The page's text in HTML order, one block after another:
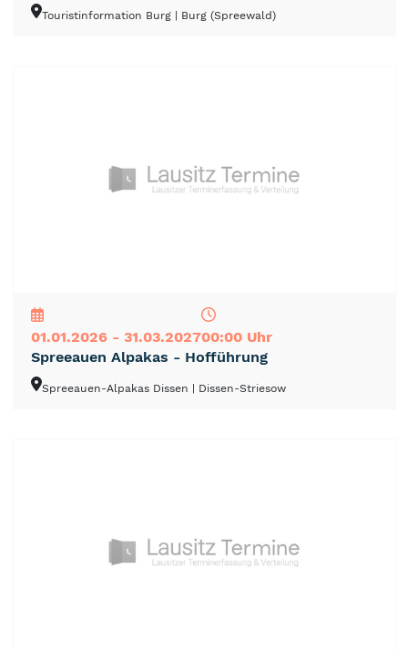
Touristinformation Burg | Burg (Spreewald)
01.01.2026 - 31.03.202700:00 Uhr
Spreeauen Alpakas - Hofführung
Spreeauen-Alpakas Dissen | Dissen-Striesow